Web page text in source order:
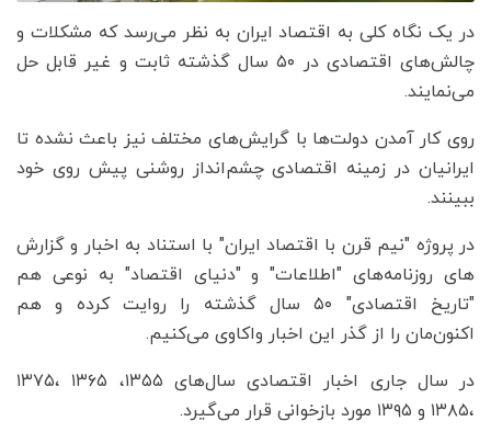
در یک نگاه کلی به اقتصاد ایران به نظر می‌رسد که مشکلات و
چالش‌های اقتصادی در ۵۰ سال گذشته ثابت و غیر قابل حل
می‌نمایند.
روی کار آمدن دولت‌ها با گرایش‌های مختلف نیز باعث نشده تا
ایرانیان در زمینه اقتصادی چشم‌انداز روشنی پیش روی خود
ببینند.
در پروژه "نیم قرن با اقتصاد ایران" با استناد به اخبار و گزارش
های روزنامه‌های "اطلاعات" و "دنیای اقتصاد" به نوعی هم
"تاریخ اقتصادی" ۵۰ سال گذشته را روایت کرده و هم
اکنون‌مان را از گذر این اخبار واکاوی می‌کنیم.
در سال جاری اخبار اقتصادی سال‌های ۱۳۵۵، ۱۳۶۵ ،۱۳۷۵
،۱۳۸۵ و ۱۳۹۵ مورد بازخوانی قرار می‌گیرد.